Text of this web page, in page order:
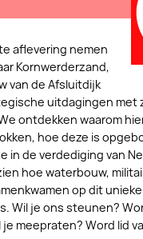
aflevering nemen
Kornwerderzand,
van de Afsluitdijk
uitdagingen met
ontdekken waarom
hoe deze is
in de verdediging van
hoe waterbouw,
op dit
Wil je ons steunen?
meepraten? Word lid